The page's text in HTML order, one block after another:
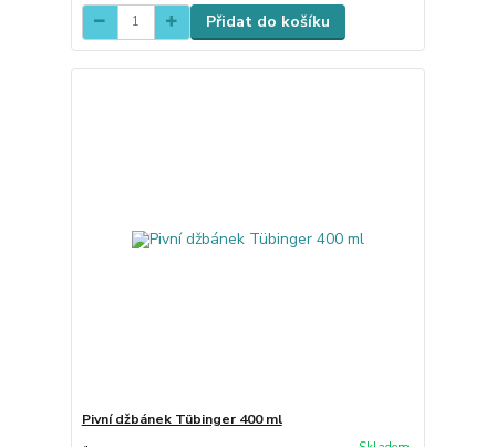
Přidat do košíku
Pivní džbánek Tübinger 400 ml